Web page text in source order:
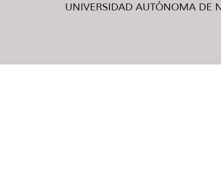
UNIVERSIDAD AUTÓNOMA DE